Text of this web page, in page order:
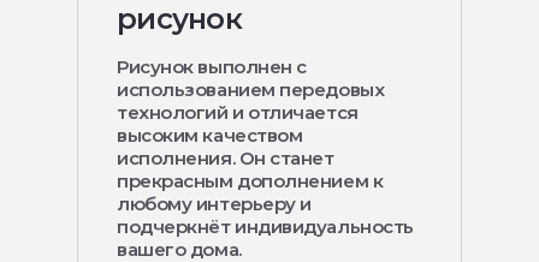
рисунок
Рисунок выполнен с
использованием передовых
технологий и отличается
высоким качеством
исполнения. Он станет
прекрасным дополнением к
любому интерьеру и
подчеркнёт индивидуальность
вашего дома.